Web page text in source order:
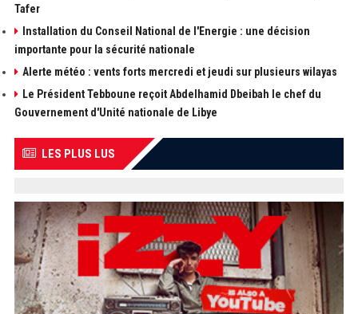
Tafer
Installation du Conseil National de l'Energie : une décision
importante pour la sécurité nationale
Alerte météo : vents forts mercredi et jeudi sur plusieurs wilayas
Le Président Tebboune reçoit Abdelhamid Dbeibah le chef du
Gouvernement d'Unité nationale de Libye
LES PLUS LUS